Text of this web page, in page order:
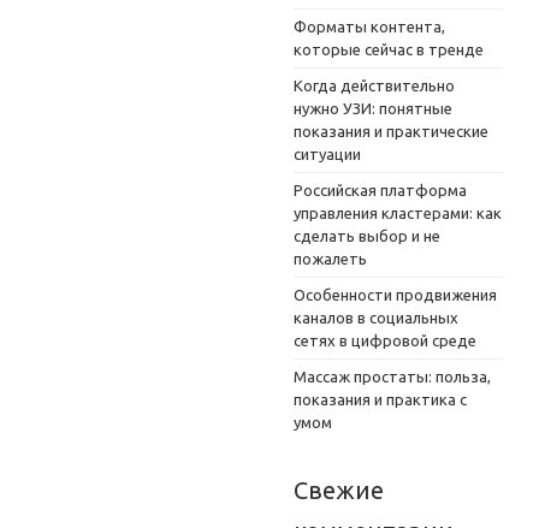
Форматы контента,
которые сейчас в тренде
Когда действительно
нужно УЗИ: понятные
показания и практические
ситуации
Российская платформа
управления кластерами: как
сделать выбор и не
пожалеть
Особенности продвижения
каналов в социальных
сетях в цифровой среде
Массаж простаты: польза,
показания и практика с
умом
Свежие